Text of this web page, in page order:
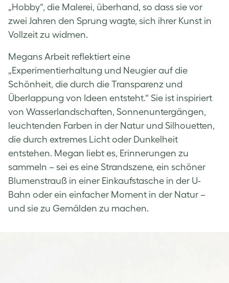
„Hobby“, die Malerei, überhand, so dass sie vor
zwei Jahren den Sprung wagte, sich ihrer Kunst in
Vollzeit zu widmen.
Megans Arbeit reflektiert eine
„Experimentierhaltung und Neugier auf die
Schönheit, die durch die Transparenz und
Überlappung von Ideen entsteht.“ Sie ist inspiriert
von Wasserlandschaften, Sonnenuntergängen,
leuchtenden Farben in der Natur und Silhouetten,
die durch extremes Licht oder Dunkelheit
entstehen. Megan liebt es, Erinnerungen zu
sammeln – sei es eine Strandszene, ein schöner
Blumenstrauß in einer Einkaufstasche in der U-
Bahn oder ein einfacher Moment in der Natur –
und sie zu Gemälden zu machen.